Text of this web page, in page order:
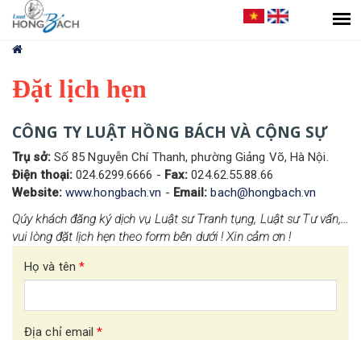
You
are
here
Đặt lịch hẹn
CÔNG TY LUẬT HỒNG BÁCH VÀ CỘNG SỰ
Trụ sở: Số 85 Nguyễn Chí Thanh, phường Giảng Võ, Hà Nội.
Điện thoại: 024.6299.6666 - Fax: 024.62.55.88.66
Website: www.hongbach.vn - Email: bach@hongbach.vn
Qúy khách đăng ký dịch vụ Luật sư Tranh tụng, Luật sư Tư vấn,...
vui lòng đặt lịch hẹn theo form bên dưới ! Xin cảm ơn !
Họ và tên *
Địa chỉ email*